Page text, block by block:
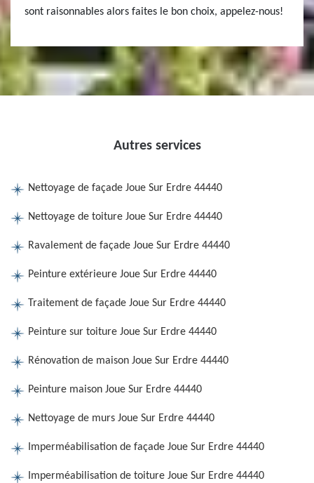
sont raisonnables alors faites le bon choix, appelez-nous!
Autres services
Nettoyage de façade Joue Sur Erdre 44440
Nettoyage de toiture Joue Sur Erdre 44440
Ravalement de façade Joue Sur Erdre 44440
Peinture extérieure Joue Sur Erdre 44440
Traitement de façade Joue Sur Erdre 44440
Peinture sur toiture Joue Sur Erdre 44440
Rénovation de maison Joue Sur Erdre 44440
Peinture maison Joue Sur Erdre 44440
Nettoyage de murs Joue Sur Erdre 44440
Imperméabilisation de façade Joue Sur Erdre 44440
Imperméabilisation de toiture Joue Sur Erdre 44440